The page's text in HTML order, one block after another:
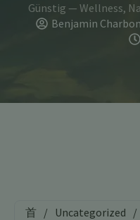
Günstig — Wellness,
Benjamin
首 / Uncategorized /